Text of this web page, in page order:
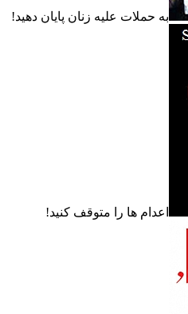
به حملات عليه زنان پايان دهيد!
اعدام ها را متوقف کنيد!